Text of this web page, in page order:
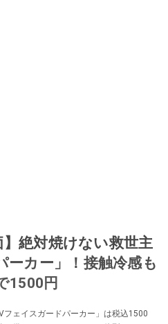
】絶対焼けない救世主
ーカー」！接触冷感も
1500円
フェイスガードパーカー」は税込1500